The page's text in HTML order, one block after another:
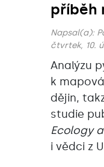
příběh
Napsal(a):
čtvrtek, 10.
Analýzu
k
dějin,
studie
Ecology
i vědci z